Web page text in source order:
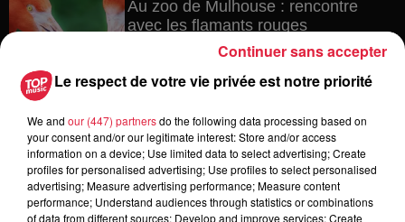
Au zoo de Mulhouse : rencontre
avec les flamants rouges
Les dernières infos sur la venue du
pape à Metz en septembre
Le respect de votre vie privée est notre priorité
We and our (447) partnersdo the following data processing based on
your consent and/or our legitimate interest: Store and/or access
information on a device; Use limited data to select advertising; Create
profiles for personalised advertising; Use profiles to select personalised
advertising; Measure advertising performance; Measure content
performance; Understand audiences through statistics or combinations
of data from different sources; Develop and improve services; Create
Continuer sans accepter